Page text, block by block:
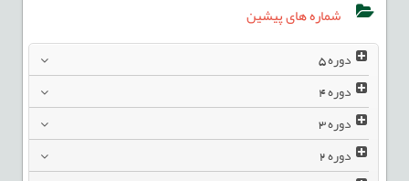
شماره های پیشین
دوره5
دوره4
دوره3
دوره2